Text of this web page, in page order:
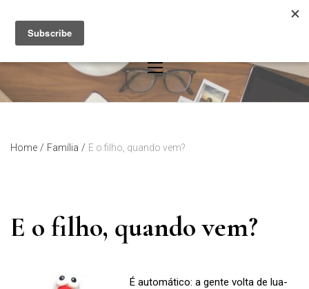
content
Home / Família / E o filho, quando vem?
E o filho, quando vem?
É automático: a gente volta de lua-